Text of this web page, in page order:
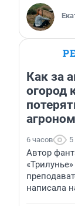
Как за
огород
6 часов 5
Автор
написала